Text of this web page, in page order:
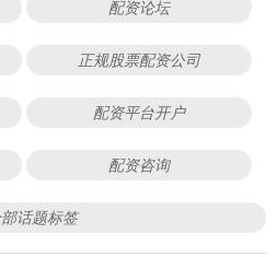
配资论坛
正规股票配资公司
配资平台开户
配资咨询
话题标签